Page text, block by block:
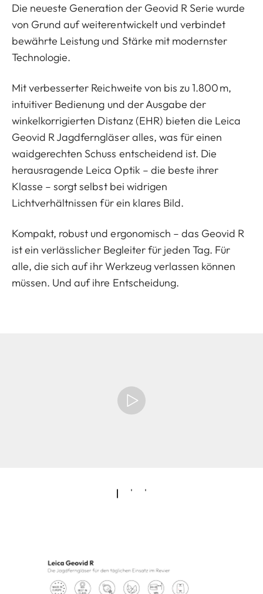
Die neueste Generation der Geovid R Serie wurde
von Grund auf weiterentwickelt und verbindet
bewährte Leistung und Stärke mit modernster
Technologie.
Mit verbesserter Reichweite von bis zu 1.800 m,
intuitiver Bedienung und der Ausgabe der
winkelkorrigierten Distanz (EHR) bieten die Leica
Geovid R Jagdferngläser alles, was für einen
waidgerechten Schuss entscheidend ist. Die
herausragende Leica Optik – die beste ihrer
Klasse – sorgt selbst bei widrigen
Lichtverhältnissen für ein klares Bild.
Kompakt, robust und ergonomisch – das Geovid R
ist ein verlässlicher Begleiter für jeden Tag. Für
alle, die sich auf ihr Werkzeug verlassen können
müssen. Und auf ihre Entscheidung.